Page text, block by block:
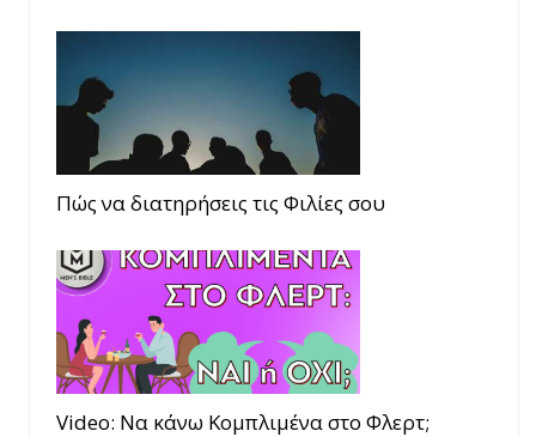
Πώς να διατηρήσεις τις Φιλίες σου
Video: Να κάνω Κομπλιμένα στο Φλερτ;